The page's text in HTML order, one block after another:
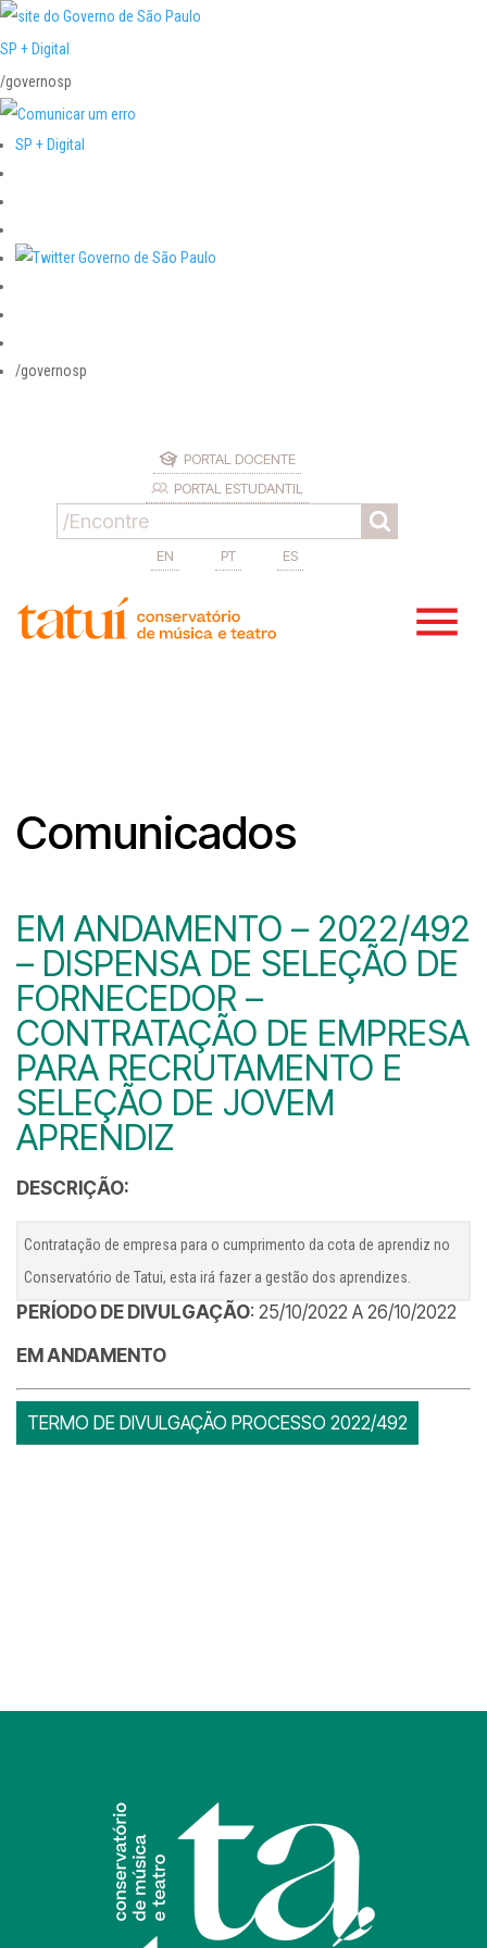
SP + Digital
/governosp
SP + Digital
/governosp
PORTAL DOCENTE
PORTAL ESTUDANTIL
EN PT ES
Comunicados
EM ANDAMENTO – 2022/492
– DISPENSA DE SELEÇÃO DE
FORNECEDOR –
CONTRATAÇÃO DE EMPRESA
PARA RECRUTAMENTO E
SELEÇÃO DE JOVEM
APRENDIZ
DESCRIÇÃO:
Contratação de empresa para o cumprimento da cota de aprendiz no
Conservatório de Tatui, esta irá fazer a gestão dos aprendizes.
PERÍODO DE DIVULGAÇÃO: 25/10/2022 A 26/10/2022
EM ANDAMENTO
TERMO DE DIVULGAÇÃO PROCESSO 2022/492